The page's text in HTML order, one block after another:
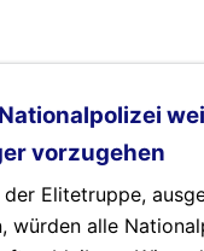
vorzugehen
der Elitetruppe,
würden alle